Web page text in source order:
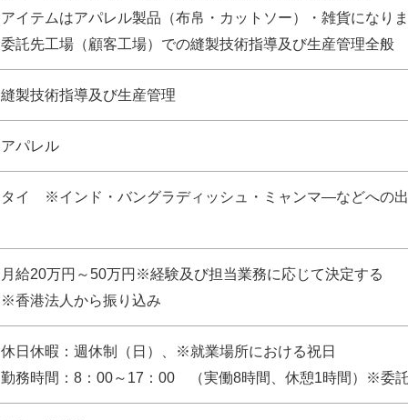
アイテムはアパレル製品（布帛・カットソー）・雑貨になりま
委託先工場（顧客工場）での縫製技術指導及び生産管理全般
縫製技術指導及び生産管理
アパレル
タイ ※インド・バングラディッシュ・ミャンマ―などへの
月給20万円～50万円※経験及び担当業務に応じて決定する
※香港法人から振り込み
休日休暇：週休制（日）、※就業場所における祝日
勤務時間：8：00～17：00 （実働8時間、休憩1時間）※委